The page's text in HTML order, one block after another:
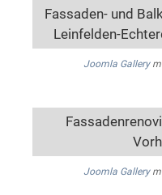
Fassaden- und
Leinfelden-
Joomla Gallery
Joomla Gallery